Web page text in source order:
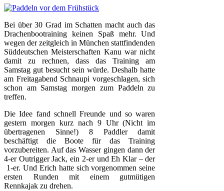
Bei über 30 Grad im Schatten macht auch das
Drachenbootraining keinen Spaß mehr. Und
wegen der zeitgleich in München stattfindenden
Süddeutschen Meisterschaften Kanu war nicht
damit zu rechnen, dass das Training am
Samstag gut besucht sein würde. Deshalb hatte
am Freitagabend Schnaupi vorgeschlagen, sich
schon am Samstag morgen zum Paddeln zu
treffen.
Die Idee fand schnell Freunde und so waren
gestern morgen kurz nach 9 Uhr (Nicht im
übertragenen Sinne!) 8 Paddler damit
beschäftigt die Boote für das Training
vorzubereiten. Auf das Wasser gingen dann der
4-er Outrigger Jack, ein 2-er und Eh Klar – der
1-er. Und Erich hatte sich vorgenommen seine
ersten Runden mit einem gutmütigen
Rennkajak zu drehen.